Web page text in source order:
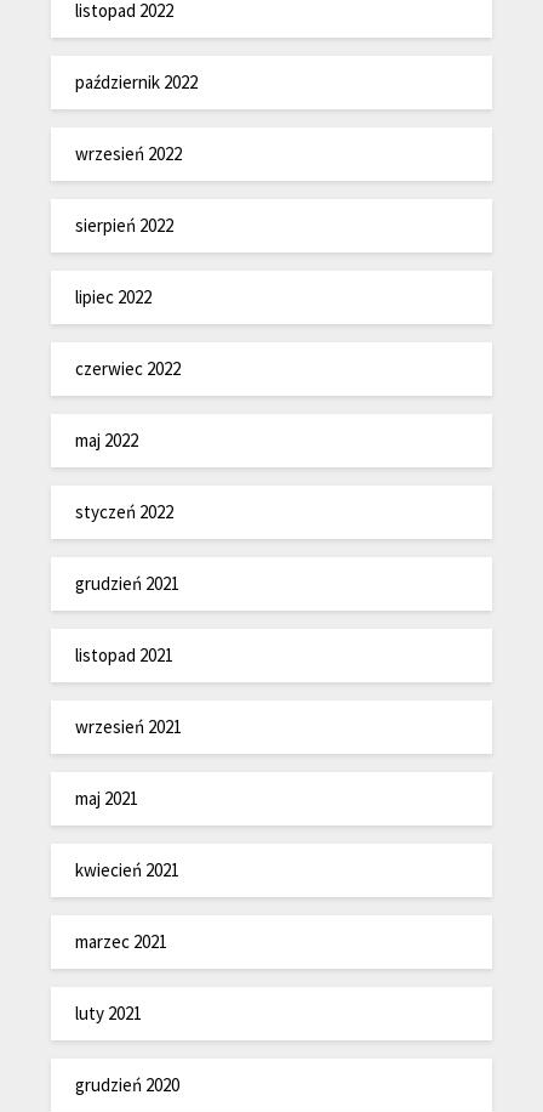
listopad 2022
październik 2022
wrzesień 2022
sierpień 2022
lipiec 2022
czerwiec 2022
maj 2022
styczeń 2022
grudzień 2021
listopad 2021
wrzesień 2021
maj 2021
kwiecień 2021
marzec 2021
luty 2021
grudzień 2020